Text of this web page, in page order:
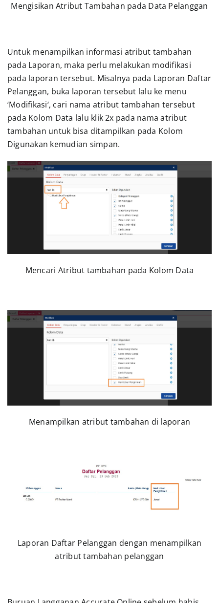
Mengisikan Atribut Tambahan pada Data Pelanggan
Untuk menampilkan informasi atribut tambahan
pada Laporan, maka perlu melakukan modifikasi
pada laporan tersebut. Misalnya pada Laporan Daftar
Pelanggan, buka laporan tersebut lalu ke menu
‘Modifikasi‘, cari nama atribut tambahan tersebut
pada Kolom Data lalu klik 2x pada nama atribut
tambahan untuk bisa ditampilkan pada Kolom
Digunakan kemudian simpan.
Mencari Atribut tambahan pada Kolom Data
Menampilkan atribut tambahan di laporan
Laporan Daftar Pelanggan dengan menampilkan
atribut tambahan pelanggan